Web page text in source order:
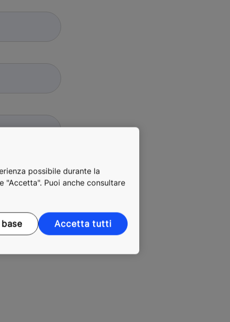
possibile durante la
Puoi anche consultare
Accetta tutti